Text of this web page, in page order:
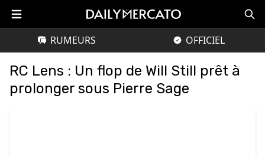
RUMEURS OFFICIEL
RC Lens : Un flop de Will Still prêt à
prolonger sous Pierre Sage